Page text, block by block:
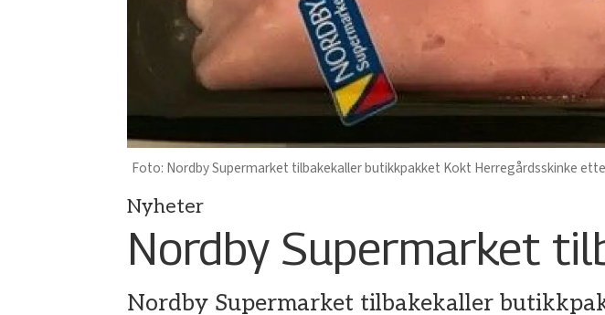
Nordby Supermarket tilbakekaller butikkpakket Kokt Herregårdsskinke
Nyheter
Nordby Supermarket
Nordby Supermarket tilbakekaller